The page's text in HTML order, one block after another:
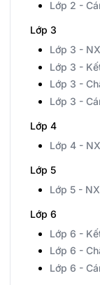
Lớp 2 -
Lớp 3
Lớp 3 -
Lớp 3 -
Lớp 3 -
Lớp 3 -
Lớp 4
Lớp 4 -
Lớp 5
Lớp 5 -
Lớp 6
Lớp 6 -
Lớp 6 -
Lớp 6 -